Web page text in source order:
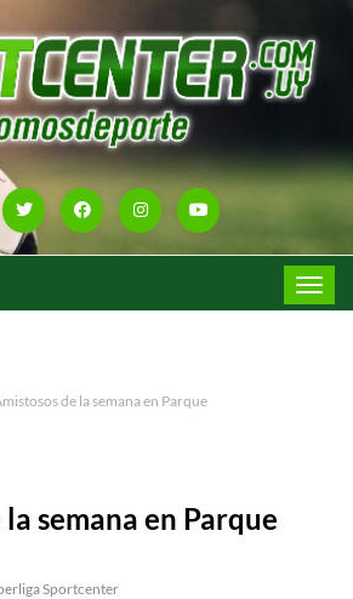
Toggle
de la semana en Parque
semana en Parque
Sportcenter